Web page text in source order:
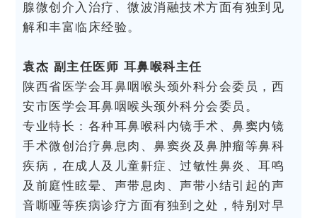
腺微创介入治疗、微波消融技术方面有独到见
解和丰富临床经验。
袁杰 副主任医师 耳鼻喉科主任
陕西省医学会耳鼻咽喉头颈外科分会委员，西
安市医学会耳鼻咽喉头颈外科分会委员。
专业特长：各种耳鼻喉科内镜手术、鼻窦内镜
手术微创治疗鼻息肉、鼻窦炎及鼻肿瘤等鼻科
疾病，在成人及儿童鼾症、过敏性鼻炎、耳鸣
及前庭性眩晕、声带息肉、声带小结引起的声
音嘶哑等疾病诊疗方面有独到之处，特别对早